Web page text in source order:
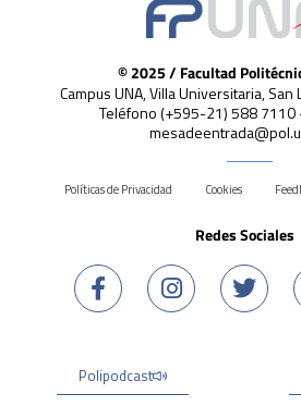
© 2025 / Facultad
Campus UNA, Villa Universitaria,
Teléfono (+595-21) 588 7110
Políticas de Privacidad Cookies
Redes Sociales
Polipodcast